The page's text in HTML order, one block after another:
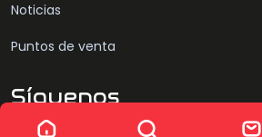
Sin resultados
Noticias
Puntos de venta
Síguenos